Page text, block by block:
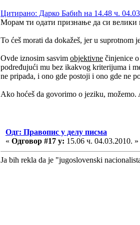
Цитирано: Дарко Бабић на 14.48 ч.
Морам ти одати признање да си велики
To ćeš morati da dokažeš, jer u suprotnom
Ovde iznosim sasvim objektivne činjenice
podređujući mu bez ikakvog kriterijuma i
ne pripada, i ono gde postoji i ono gde ne
Ako hoćeš da govorimo o jeziku,
Одг: Правопис у делу писма
« Одговор #17 у: 15.06 ч. 04.03.2010. »
Ja bih rekla da je "jugoslovenski